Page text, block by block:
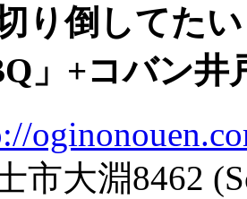
切り倒してた
」+コバン井
市大淵8462